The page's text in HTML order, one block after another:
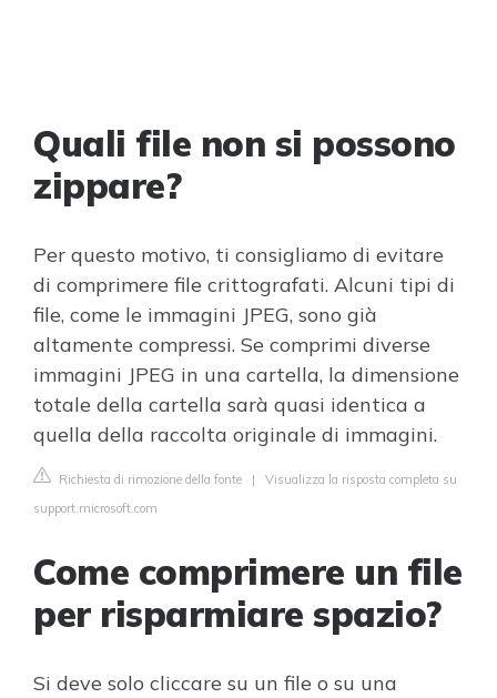
Quali file non si possono
zippare?
Per questo motivo, ti consigliamo di evitare
di comprimere file crittografati. Alcuni tipi di
file, come le immagini JPEG, sono già
altamente compressi. Se comprimi diverse
immagini JPEG in una cartella, la dimensione
totale della cartella sarà quasi identica a
quella della raccolta originale di immagini.
Richiesta di rimozione della fonte | Visualizza la risposta completa su
support.microsoft.com
Come comprimere un file
per risparmiare spazio?
Si deve solo cliccare su un file o su una